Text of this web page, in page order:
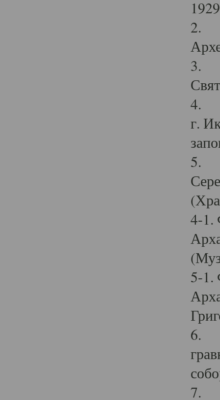
2.
3.
4.
г.
5.
4-1.
5-1.
6.
7.